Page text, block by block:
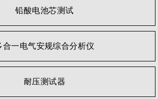
铅酸电池芯测试
合一电气安规综合分析仪
耐压测试器